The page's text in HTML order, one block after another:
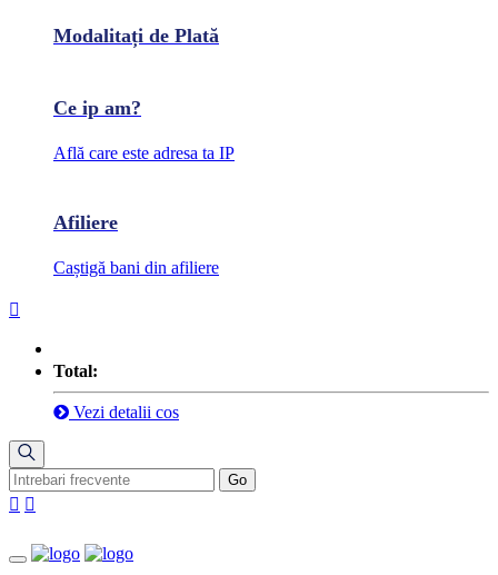
Modalitați de Plată
Ce ip am?
Află care este adresa ta IP
Afiliere
Caștigă bani din afiliere
Total:
Vezi detalii cos